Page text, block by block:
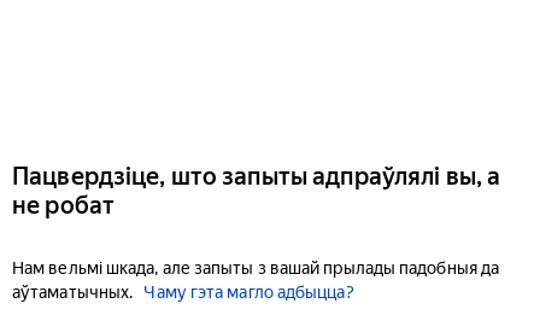
Пацвердзіце, што запыты адпраўлялі вы, а
не робат
Нам вельмі шкада, але запыты з вашай прылады падобныя да
аўтаматычных.
Чаму гэта магло адбыцца?